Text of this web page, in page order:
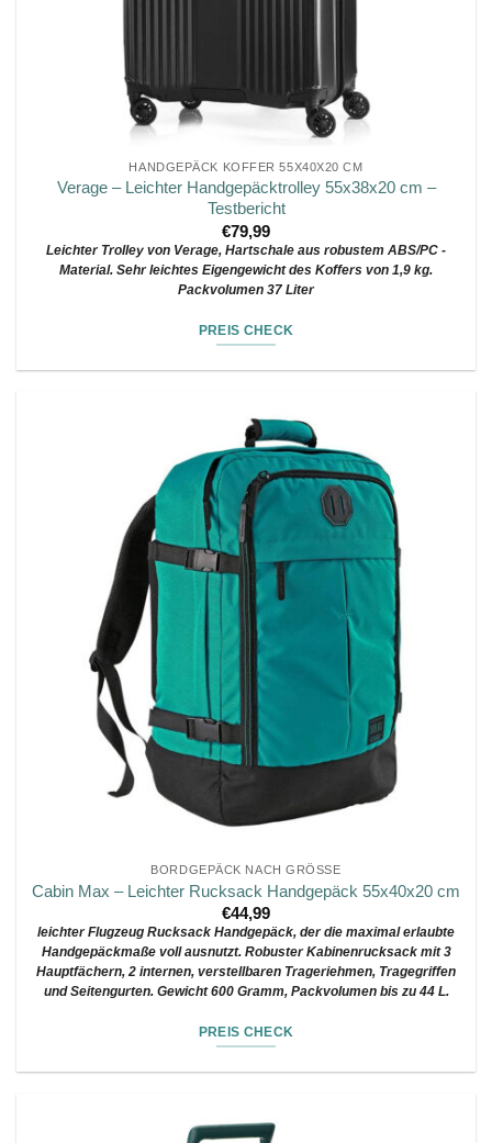
HANDGEPÄCK KOFFER 55X40X20 CM
Verage – Leichter Handgepäcktrolley 55x38x20 cm –
Testbericht
€79,99
Leichter Trolley von Verage, Hartschale aus robustem ABS/PC -
Material. Sehr leichtes Eigengewicht des Koffers von 1,9 kg.
Packvolumen 37 Liter
PREIS CHECK
BORDGEPÄCK NACH GRÖSSE
Cabin Max – Leichter Rucksack Handgepäck 55x40x20 cm
€44,99
leichter Flugzeug Rucksack Handgepäck, der die maximal erlaubte
Handgepäckmaße voll ausnutzt. Robuster Kabinenrucksack mit 3
Hauptfächern, 2 internen, verstellbaren Trageriehmen, Tragegriffen
und Seitengurten. Gewicht 600 Gramm, Packvolumen bis zu 44 L.
PREIS CHECK